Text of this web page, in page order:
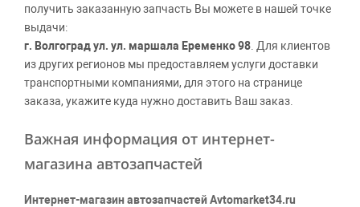
получить заказанную запчасть Вы можете в нашей точке
выдачи:
г. Волгоград ул. ул. маршала Еременко 98 . Для клиентов
из других регионов мы предоставляем услуги доставки
транспортными компаниями, для этого на странице
заказа, укажите куда нужно доставить Ваш заказ.
Важная информация от интернет-
магазина автозапчастей
Интернет-магазин автозапчастей Avtomarket34.ru